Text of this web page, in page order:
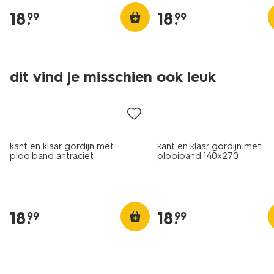
18.
99 18.
99
dit vind je misschien ook leuk
kant en klaar gordijn met
plooiband antraciet
18.
99
kant en klaar gordijn met
plooiband 140x270
18.
99